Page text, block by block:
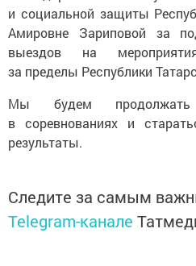
и социальной защиты
Амировне Зариповой за
выездов на
за пределы Республики
Мы будем продолжать
в соревнованиях и
результаты.
Следите за самым
Telegram-канале